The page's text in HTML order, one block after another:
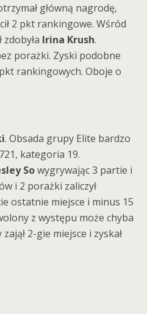
główną nagrodę,
2 pkt rankingowe. Wśród
Irina Krush.
porażki. Zyski podobne
rankingowych. Oboje o
. Obsada grupy Elite bardzo
kategoria 19.
Sowygrywając 3 partie i
i 2 porażki zaliczył
ostatnie miejsce i minus 15
z występu może chyba
2-gie miejsce i zyskał